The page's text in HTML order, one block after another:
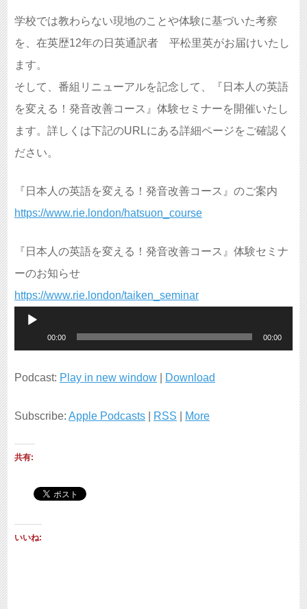
学校では教わらない現地のことや体験に基づいた考察
を、在英歴12年の日英通訳者 平松里英がお届けいたし
ます。
そして、番組リニューアルを記念して、『日本人の英語
を変える！発音改善コース』体験セミナーを開催いたし
ます。詳しくは下記のURLにある詳細ページをご確認く
ださい。
『日本人の英語を変える！発音改善コース』のご案内
https://www.rie.london/hatsuon_course
『日本人の英語を変える！発音改善コース』体験セミナ
ーのお知らせ
https://www.rie.london/taiken_seminar
プ
ー
ヤ
ー
00:00 00:00
Podcast: Play in new window Download
Subscribe: Apple Podcasts RSS More
共有:
いいね: